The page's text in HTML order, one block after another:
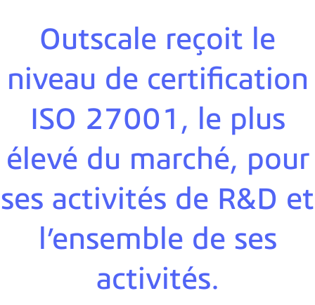
Outscale reçoit le
niveau de certification
ISO 27001, le plus
élevé du marché, pour
ses activités de R&D et
l’ensemble de ses
activités.